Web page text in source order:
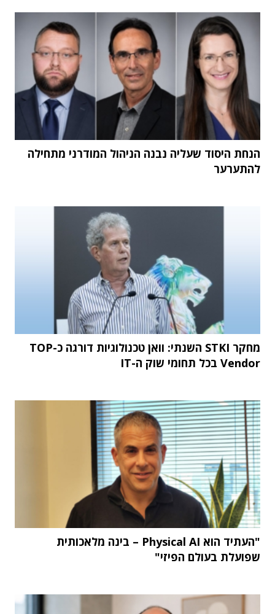
הנחת היסוד שעליה נבנה הניהול המודרני מתחילה
להתערער
מחקר STKI השנתי: וואן טכנולוגיות דורגה כ-TOP
Vendor בכל תחומי שוק ה-IT
"העתיד הוא Physical AI – בינה מלאכותית
שפועלת בעולם הפיזי"